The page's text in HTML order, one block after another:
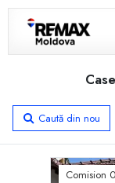
Caută din nou
Comision